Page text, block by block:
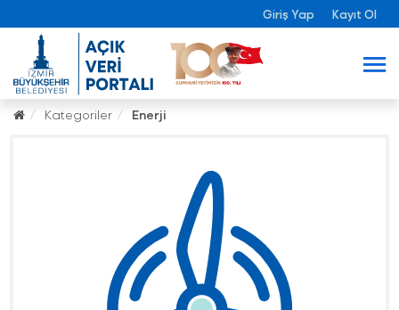
Giriş Yap Kayıt Ol
Kategoriler Enerji